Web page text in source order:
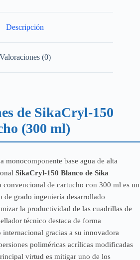
Descripción
Valoraciones (0)
de SikaCryl-150
(300 ml)
monocomponente base agua de alta
SikaCryl-150 Blanco de Sika
convencional de cartucho con 300 ml es un
de grado ingeniería desarrollado
la productividad de las cuadrillas de
técnico destaca de forma
gracias a su innovadora
poliméricas acrílicas modificadas
virtud es mitigar uno de los